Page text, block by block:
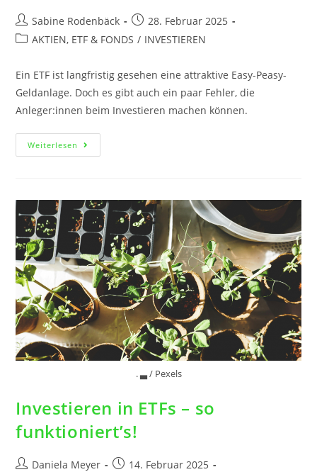
Sabine Rodenbäck
28. Februar 2025
AKTIEN, ETF & FONDS / INVESTIEREN
Ein ETF ist langfristig gesehen eine attraktive Easy-Peasy-
Geldanlage. Doch es gibt auch ein paar Fehler, die
Anleger:innen beim Investieren machen können.
Weiterlesen
. ▃ / Pexels
Investieren in ETFs – so
funktioniert’s!
Daniela Meyer
14. Februar 2025